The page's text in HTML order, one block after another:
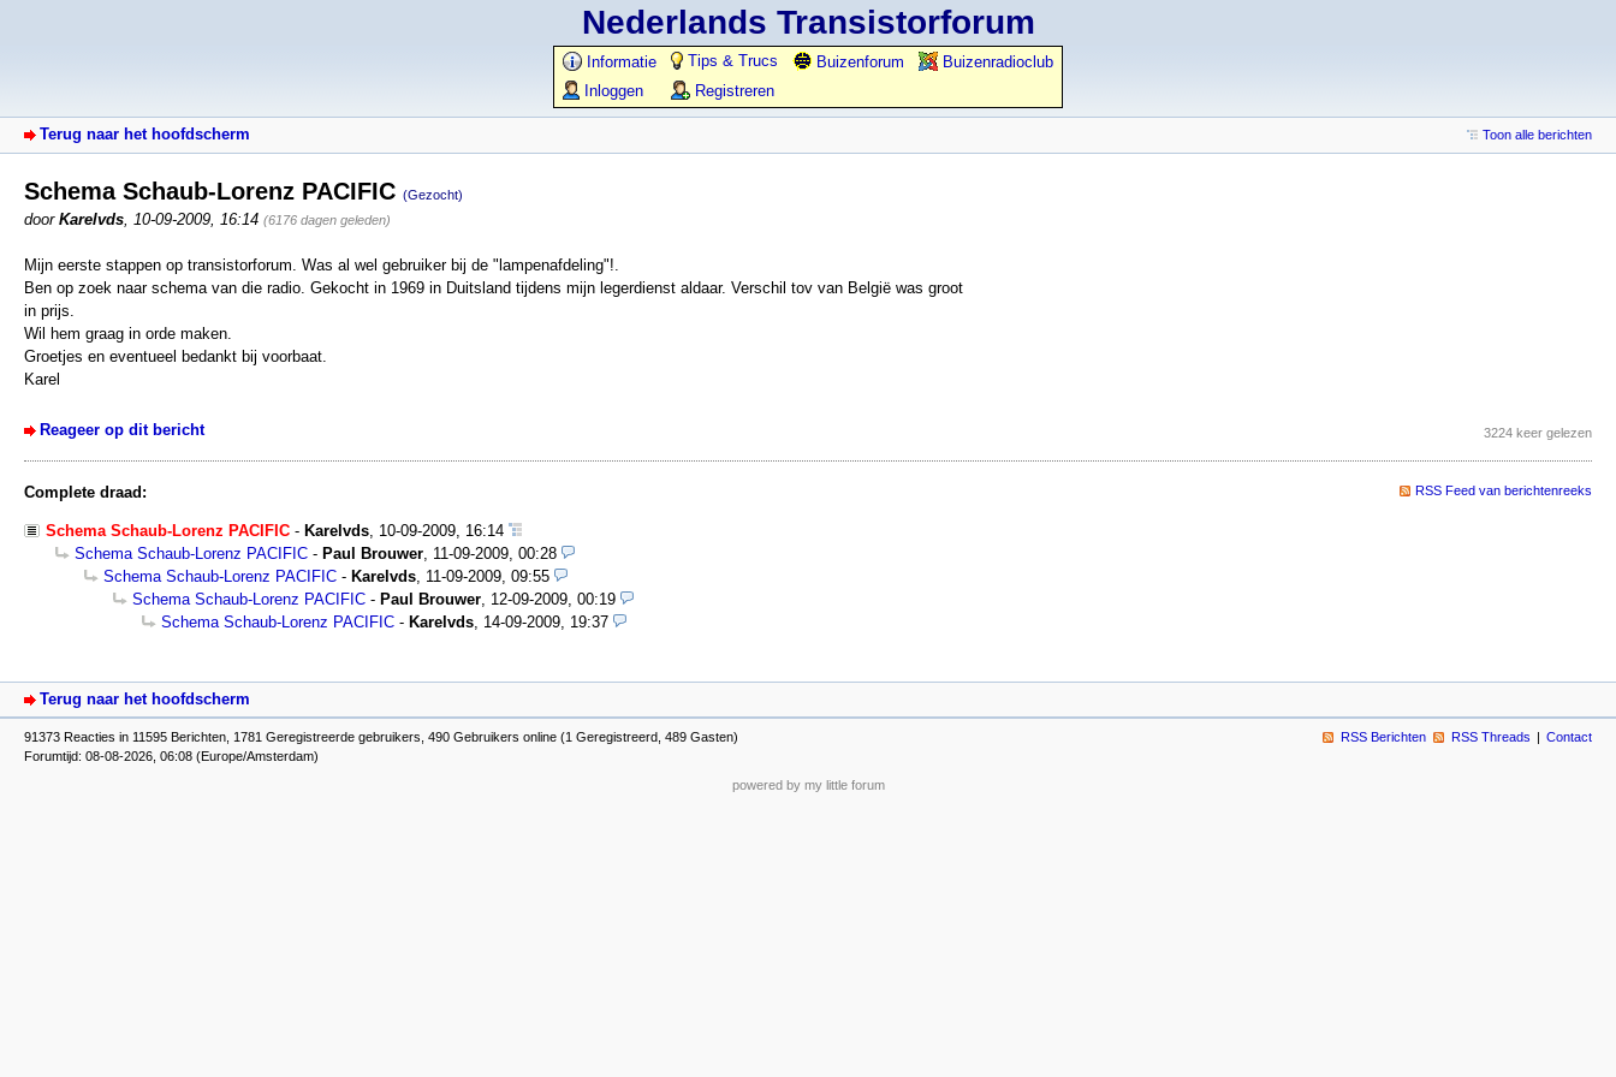
Nederlands Transistorforum
Informatie Tips & Trucs Buizenforum
Buizenradioclub
Inloggen
Registreren
Terug naar het hoofdscherm Toon alle berichten
Schema Schaub-Lorenz PACIFIC (Gezocht)
door Karelvds 10-09-2009, 16:14 (6176 dagen geleden)
Mijn eerste stappen op transistorforum. Was al wel gebruiker bij de "lampenafdeling"!.
Ben op zoek naar schema van die radio. Gekocht in 1969 in Duitsland tijdens mijn legerdienst aldaar. Verschil tov van België was groot
in prijs.
Wil hem graag in orde maken.
Groetjes en eventueel bedankt bij voorbaat.
Karel
Reageer op dit bericht 3224 keer gelezen
Complete draad: RSS Feed van berichtenreeks
Schema Schaub-Lorenz PACIFIC - Karelvds 10-09-2009, 16:14
Schema Schaub-Lorenz PACIFIC - Paul Brouwer 11-09-2009, 00:28
Schema Schaub-Lorenz PACIFIC - Karelvds 11-09-2009, 09:55
Schema Schaub-Lorenz PACIFIC - Paul Brouwer 12-09-2009, 00:19
Schema Schaub-Lorenz PACIFIC - Karelvds 14-09-2009, 19:37
Terug naar het hoofdscherm
91373 Reacties in 11595 Berichten, 1781 Geregistreerde gebruikers, 490 Gebruikers online (1 Geregistreerd, 489 Gasten)
Forumtijd: 08-08-2026, 06:08 (Europe/Amsterdam)
RSS Berichten RSS Threads Contact
powered by my little forum